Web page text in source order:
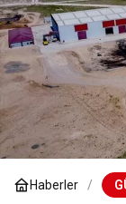
Haberler